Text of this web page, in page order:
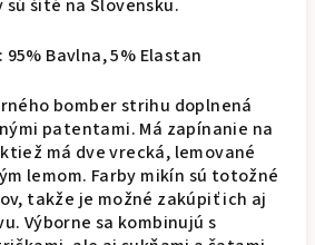
sú šité na Slovensku.
Bavlna, 5% Elastan
bomber strihu doplnená
patentami. Má zapínanie na
má dve vrecká, lemované
lemom. Farby mikín sú totožné
takže je možné zakúpiť ich aj
Výborne sa kombinujú s